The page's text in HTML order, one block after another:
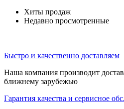
Хиты продаж
Недавно просмотренные
Быстро и качественно доставляем
Наша компания производит
ближнему зарубежью
Гарантия качества и сервисное